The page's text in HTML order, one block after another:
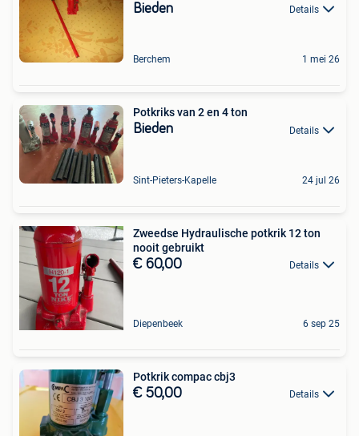
Bieden Details
Berchem 1 mei 26
Potkriks van 2 en 4 ton
Bieden Details
Sint-Pieters-Kapelle 24 jul 26
Zweedse Hydraulische potkrik 12 ton
nooit gebruikt
€ 60,00 Details
Diepenbeek 6 sep 25
Potkrik compac cbj3
€ 50,00 Details